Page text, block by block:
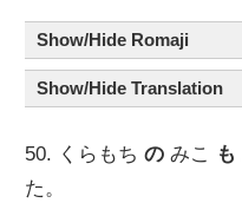
Show/Hide Romaji
Show/Hide Translation
50. くらもちの みこ も
た。